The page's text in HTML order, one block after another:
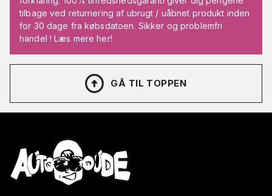
tilbage ved returnering af ubrugt / uåbnet produkt inden
for 30 dage fra købsdatoen. Sikker og problemfri
handel ! Læs mere her!
GÅ TIL TOPPEN